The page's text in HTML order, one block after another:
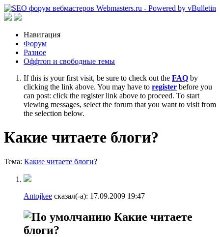
Навигация
Форум
Разное
Оффтоп и свободные темы
If this is your first visit, be sure to check out the FAQ by
clicking the link above. You may have to register before you
can post: click the register link above to proceed. To start
viewing messages, select the forum that you want to visit from
the selection below.
Какие читаете блоги?
Тема: Какие читаете блоги?
Antojkee сказал(-а): 17.09.2009 19:47
Какие читаете
блоги?